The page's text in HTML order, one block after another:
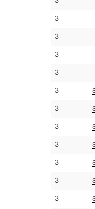
3
3
3
3
3
3
3
3
3
3
3